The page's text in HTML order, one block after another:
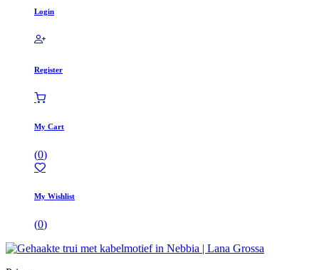
Login
Register
My Cart
(0)
My Wishlist
(0)